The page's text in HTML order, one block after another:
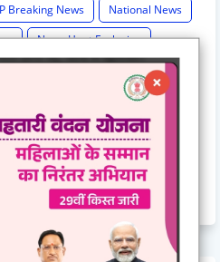
Breaking News
National News
News Hunt Exclusive
News Times Exclusive
Rajasthan
Market
Social Event
Court
Technology
Weather